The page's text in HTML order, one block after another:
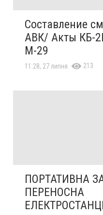
Составление
АВК/ Акты КБ-
М-29
11:28, 27 липня 213
ПОРТАТИВНА
ПЕРЕНОСНА